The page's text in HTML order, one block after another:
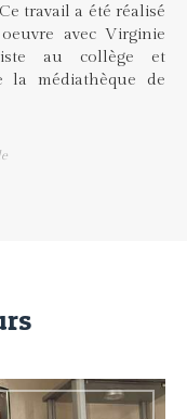
travail a été réalisé
avec Virginie
au collège et
la médiathèque de